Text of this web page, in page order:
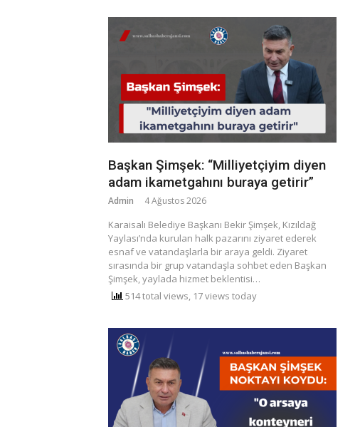
Başkan Şimşek: “Milliyetçiyim diyen
adam ikametgahını buraya getirir”
Admin 4 Ağustos 2026
Karaisalı Belediye Başkanı Bekir Şimşek, Kızıldağ
Yaylası’nda kurulan halk pazarını ziyaret ederek
esnaf ve vatandaşlarla bir araya geldi. Ziyaret
sırasında bir grup vatandaşla sohbet eden Başkan
Şimşek, yaylada hizmet beklentisi…
514 total views, 17 views today